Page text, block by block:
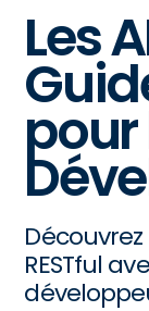
Les
pour
RESTful